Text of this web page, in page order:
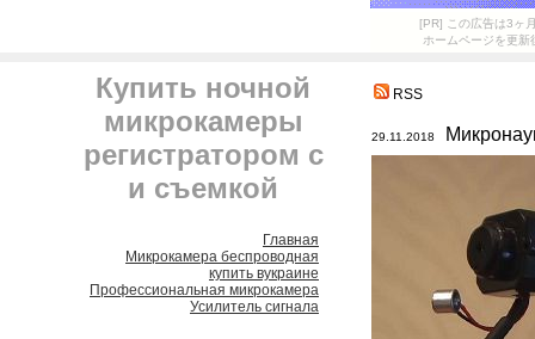
[PR] この広告は3ヶ
ホームページを更
Купить ночной
микрокамеры
регистратором с
и съемкой
Главная
Микрокамера беспроводная
купить вукраине
Профессиональная микрокамера
Усилитель сигнала
RSS
29.11.2018